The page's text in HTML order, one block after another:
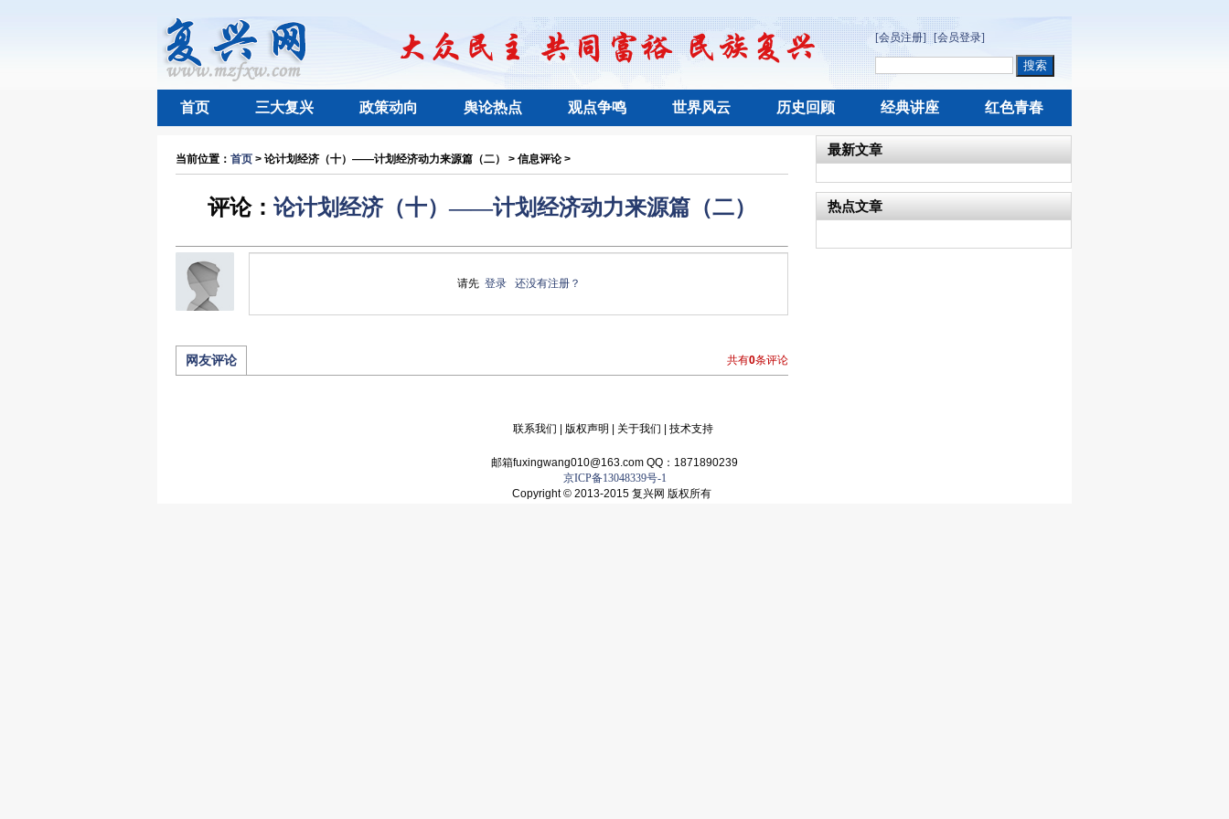
[会员注册] [会员登录]
首页 三大复兴 政策动向 舆论热点 观点争鸣 世界风云 历史回顾 经典讲座 红色青春
当前位置： 首页 > 论计划经济（十）——计划经济动力来源篇（二） > 信息评论 >
评论： 论计划经济（十）——计划经济动力来源篇（二）
请先 登录 还没有注册？
网友评论 共有0条评论
最新文章
热点文章
联系我们 版权声明 关于我们 技术支持
邮箱fuxingwang010@163.com QQ：1871890239
京ICP备13048339号-1
Copyright © 2013-2015 复兴网 版权所有